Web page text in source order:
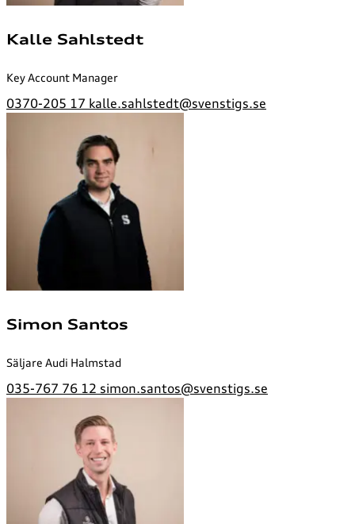
Kalle Sahlstedt
Key Account Manager
0370-205 17 kalle.sahlstedt@svenstigs.se
Simon Santos
Säljare Audi Halmstad
035-767 76 12 simon.santos@svenstigs.se